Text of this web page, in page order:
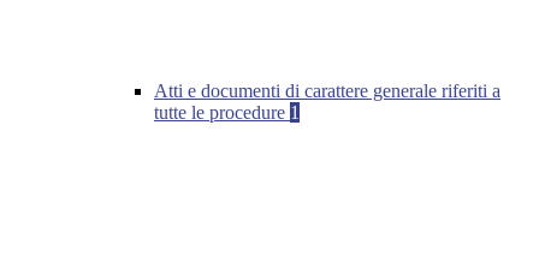
Atti e documenti di carattere generale riferiti a
tutte le procedure 1